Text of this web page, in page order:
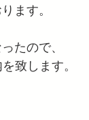
ます。
たので、
致します。